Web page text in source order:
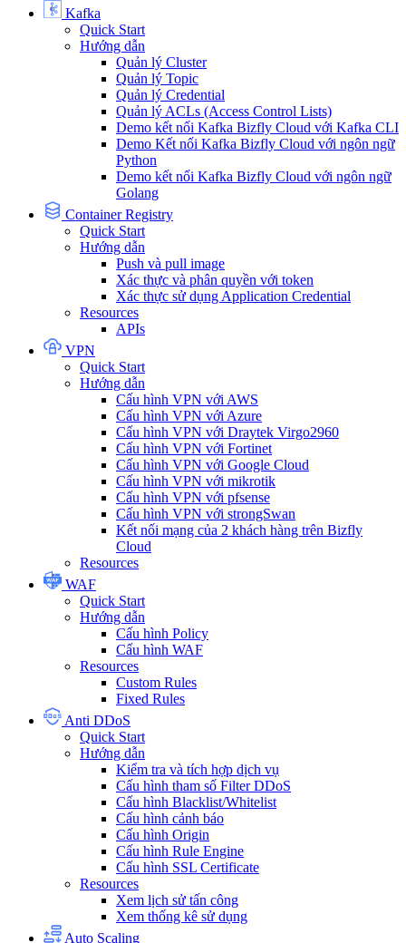
Kafka
Quick Start
Hướng dẫn
Quản lý Cluster
Quản lý Topic
Quản lý Credential
Quản lý ACLs (Access Control Lists)
Demo kết nối Kafka Bizfly Cloud với Kafka CLI
Demo Kết nối Kafka Bizfly Cloud với ngôn ngữ
Python
Demo kết nối Kafka Bizfly Cloud với ngôn ngữ
Golang
Container Registry
Quick Start
Hướng dẫn
Push và pull image
Xác thực và phân quyền với token
Xác thực sử dụng Application Credential
Resources
APIs
VPN
Quick Start
Hướng dẫn
Cấu hình VPN với AWS
Cấu hình VPN với Azure
Cấu hình VPN với Draytek Virgo2960
Cấu hình VPN với Fortinet
Cấu hình VPN với Google Cloud
Cấu hình VPN với mikrotik
Cấu hình VPN với pfsense
Cấu hình VPN với strongSwan
Kết nối mạng của 2 khách hàng trên Bizfly
Cloud
Resources
WAF
Quick Start
Hướng dẫn
Cấu hình Policy
Cấu hình WAF
Resources
Custom Rules
Fixed Rules
Anti DDoS
Quick Start
Hướng dẫn
Kiểm tra và tích hợp dịch vụ
Cấu hình tham số Filter DDoS
Cấu hình Blacklist/Whitelist
Cấu hình cảnh báo
Cấu hình Origin
Cấu hình Rule Engine
Cấu hình SSL Certificate
Resources
Xem lịch sử tấn công
Xem thống kê sử dụng
Auto Scaling